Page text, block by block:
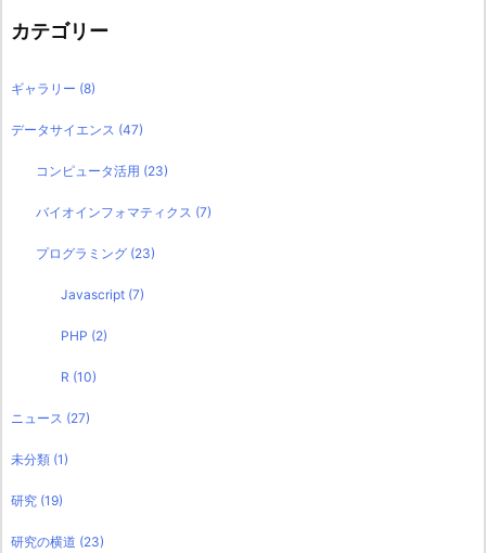
カテゴリー
ギャラリー (8)
データサイエンス (47)
コンピュータ活用 (23)
バイオインフォマティクス (7)
プログラミング (23)
Javascript (7)
PHP (2)
R (10)
ニュース (27)
未分類 (1)
研究 (19)
研究の横道 (23)